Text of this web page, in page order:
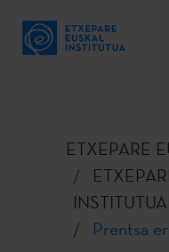
ETXEPARE
INSTITUTUA
Prentsa